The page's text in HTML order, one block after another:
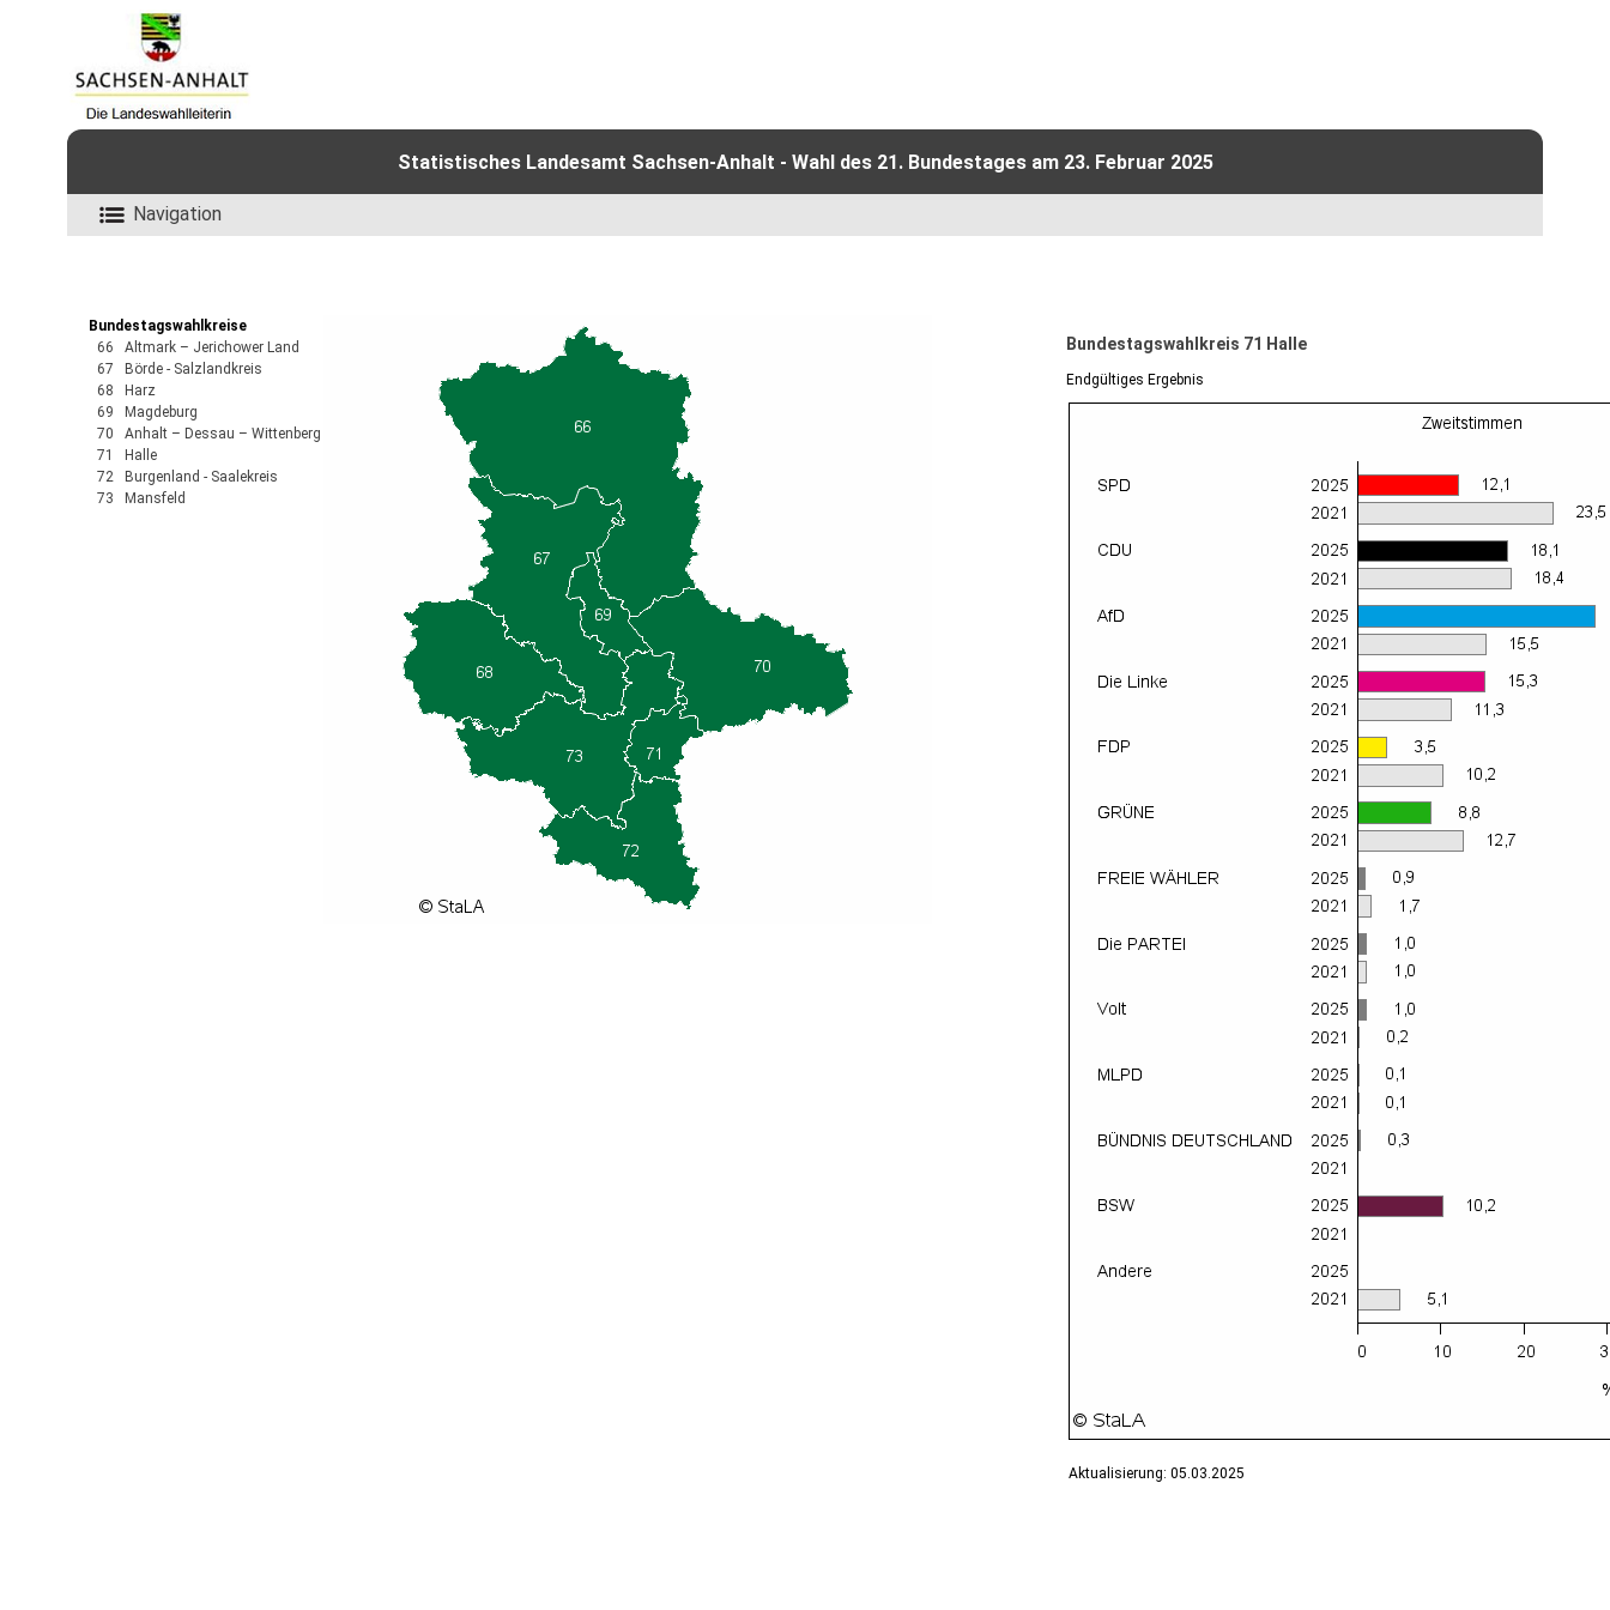
Statistisches Landesamt Sachsen-Anhalt - Wahl des 21. Bundestages am 23. Februar 2025
Navigation
Bundestagswahlkreise
66 Altmark – Jerichower Land
67 Börde - Salzlandkreis
68 Harz
69 Magdeburg
70 Anhalt – Dessau – Wittenberg
71 Halle
72 Burgenland - Saalekreis
73 Mansfeld
Bundestagswahlkreis 71 Halle
Endgültiges Ergebnis
Aktualisierung: 05.03.2025